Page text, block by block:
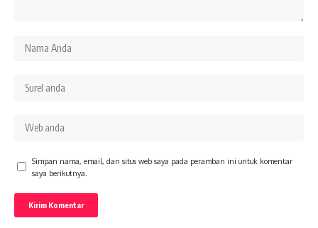
Simpan nama, email, dan situs web saya pada peramban ini untuk komentar
saya berikutnya.